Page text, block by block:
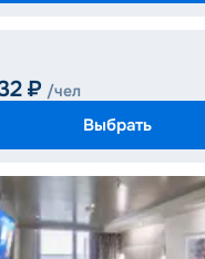
₽ /чел
Выбрать